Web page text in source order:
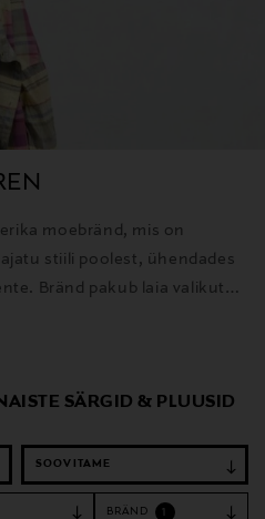
moebränd, mis on
stiili poolest, ühendades
Bränd pakub laia valikut
SÄRGID & PLUUSID
BRÄND